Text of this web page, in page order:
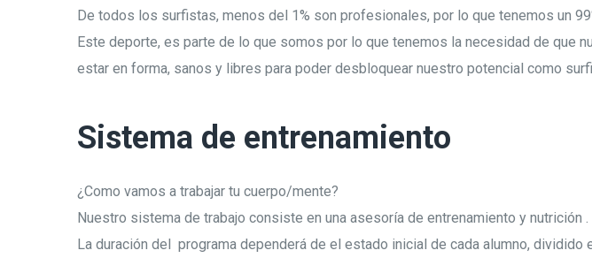
De todos los surfistas, menos del 1% son profesionales, por lo que tenemos un
Este deporte, es parte de lo que somos por lo que tenemos la necesidad de que
estar en forma, sanos y libres para poder desbloquear nuestro potencial como
Sistema de entrenamiento
¿Como vamos a trabajar tu cuerpo/mente?
Nuestro sistema de trabajo consiste en una asesoría de entrenamiento y nutrición .
La duración del programa dependerá de el estado inicial de cada alumno, dividido